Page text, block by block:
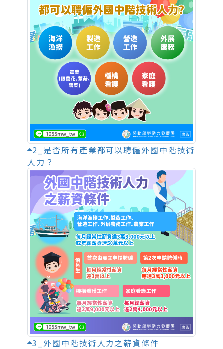
2_是否所有產業都可以聘僱外國中階技術
人力？
3_外國中階技術人力之薪資條件